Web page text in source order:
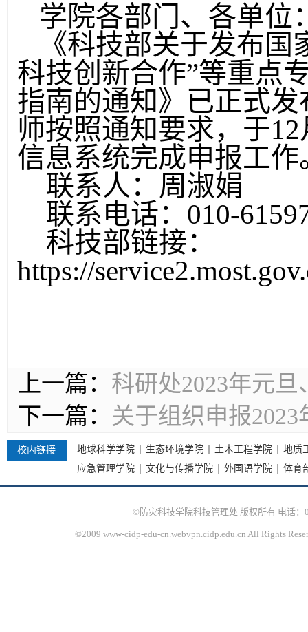
学院各部门、各单位
《科技部关于发布
科技创新合作”等重点
指南的通知》已正式
师按照通知要求，于
信息系统完成申报工作
联系人：周淑娟
联系电话：010-
科技部链接：
https://
上一篇： 科研处2023年元
下一篇： 关于组织申报
校内链接 地球科学学院 生态环境学院 土木工程学院
地质
应急管理学院
文化与传播学院 外国语学院 体育
©防灾科技学院科技管理处 版权所有 电话：
©2009 www-cidp-edu-cn.webvpn.cidp.edu.cn All Rights